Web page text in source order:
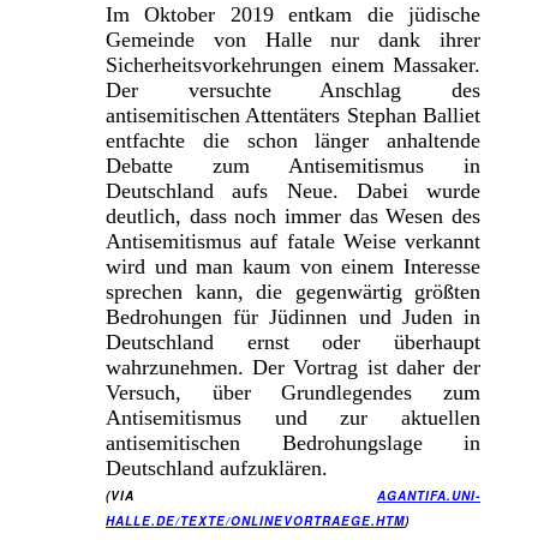
Im Oktober 2019 entkam die jüdische
Gemeinde von Halle nur dank ihrer
Sicherheitsvorkehrungen einem Massaker.
Der versuchte Anschlag des
antisemitischen Attentäters Stephan Balliet
entfachte die schon länger anhaltende
Debatte zum Antisemitismus in
Deutschland aufs Neue. Dabei wurde
deutlich, dass noch immer das Wesen des
Antisemitismus auf fatale Weise verkannt
wird und man kaum von einem Interesse
sprechen kann, die gegenwärtig größten
Bedrohungen für Jüdinnen und Juden in
Deutschland ernst oder überhaupt
wahrzunehmen. Der Vortrag ist daher der
Versuch, über Grundlegendes zum
Antisemitismus und zur aktuellen
antisemitischen Bedrohungslage in
Deutschland aufzuklären.
(VIA AGANTIFA.UNI-
HALLE.DE/TEXTE/ONLINEVORTRAEGE.HTM)